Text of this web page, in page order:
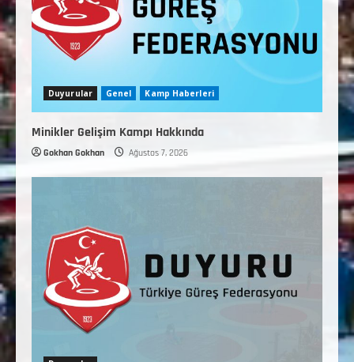
Duyurular Genel Kamp Haberleri
Minikler Gelişim Kampı Hakkında
Gokhan Gokhan Ağustos 7, 2026